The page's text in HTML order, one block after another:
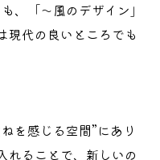
、「～風のデザイン」
現代の良いところでも
を感じる空間”にあり
れることで、新しいの